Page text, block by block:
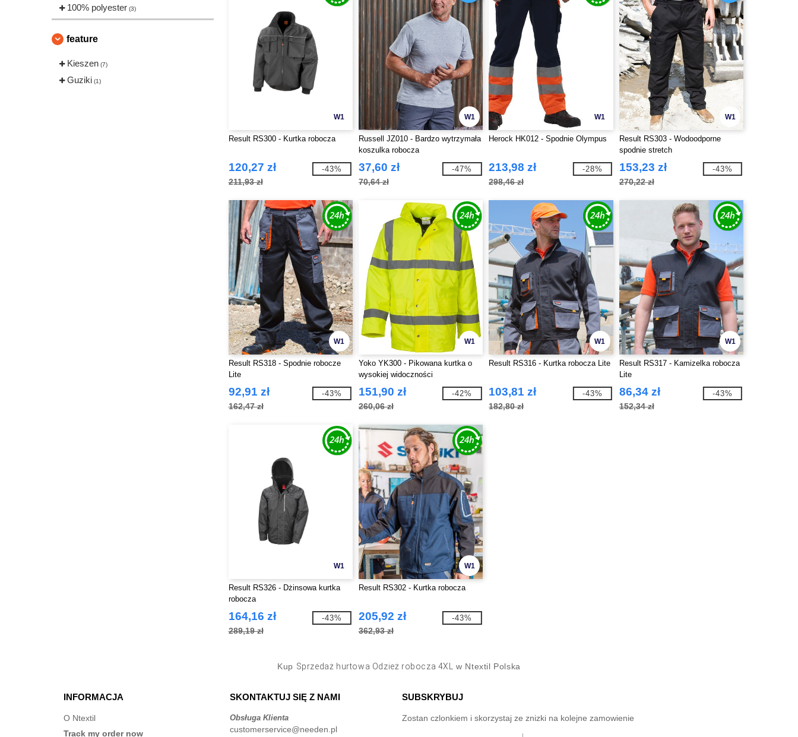
100% polyester (3)
feature
Kieszen (7)
Guziki (1)
W1
Result RS300 - Kurtka robocza
120,27 zł
211,93 zł
-43%
W1
Russell JZ010 - Bardzo wytrzymała
koszulka robocza
37,60 zł
70,64 zł
-47%
W1
Herock HK012 - Spodnie Olympus
213,98 zł
298,46 zł
-28%
W1
Result RS303 - Wodoodporne
spodnie stretch
153,23 zł
270,22 zł
-43%
W1
Result RS318 - Spodnie robocze
Lite
92,91 zł
162,47 zł
-43%
W1
Yoko YK300 - Pikowana kurtka o
wysokiej widoczności
151,90 zł
260,06 zł
-42%
W1
Result RS316 - Kurtka robocza Lite
103,81 zł
182,80 zł
-43%
W1
Result RS317 - Kamizelka robocza
Lite
86,34 zł
152,34 zł
-43%
W1
Result RS326 - Dżinsowa kurtka
robocza
164,16 zł
289,19 zł
-43%
W1
Result RS302 - Kurtka robocza
205,92 zł
362,93 zł
-43%
Kup Sprzedaż hurtowa Odzież robocza 4XL w Ntextil Polska
INFORMACJA
O Ntextil
Track my order now
SKONTAKTUJ SIĘ Z NAMI
Obsługa Klienta
customerservice@needen.pl
SUBSKRYBUJ
Zostan czlonkiem i skorzystaj ze znizki na kolejne zamowienie